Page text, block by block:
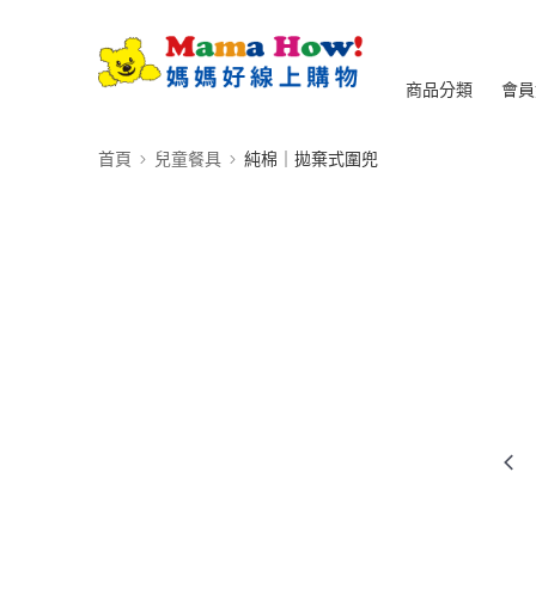
商品分類 會
首頁 兒童餐具 純棉｜拋棄式圍兜